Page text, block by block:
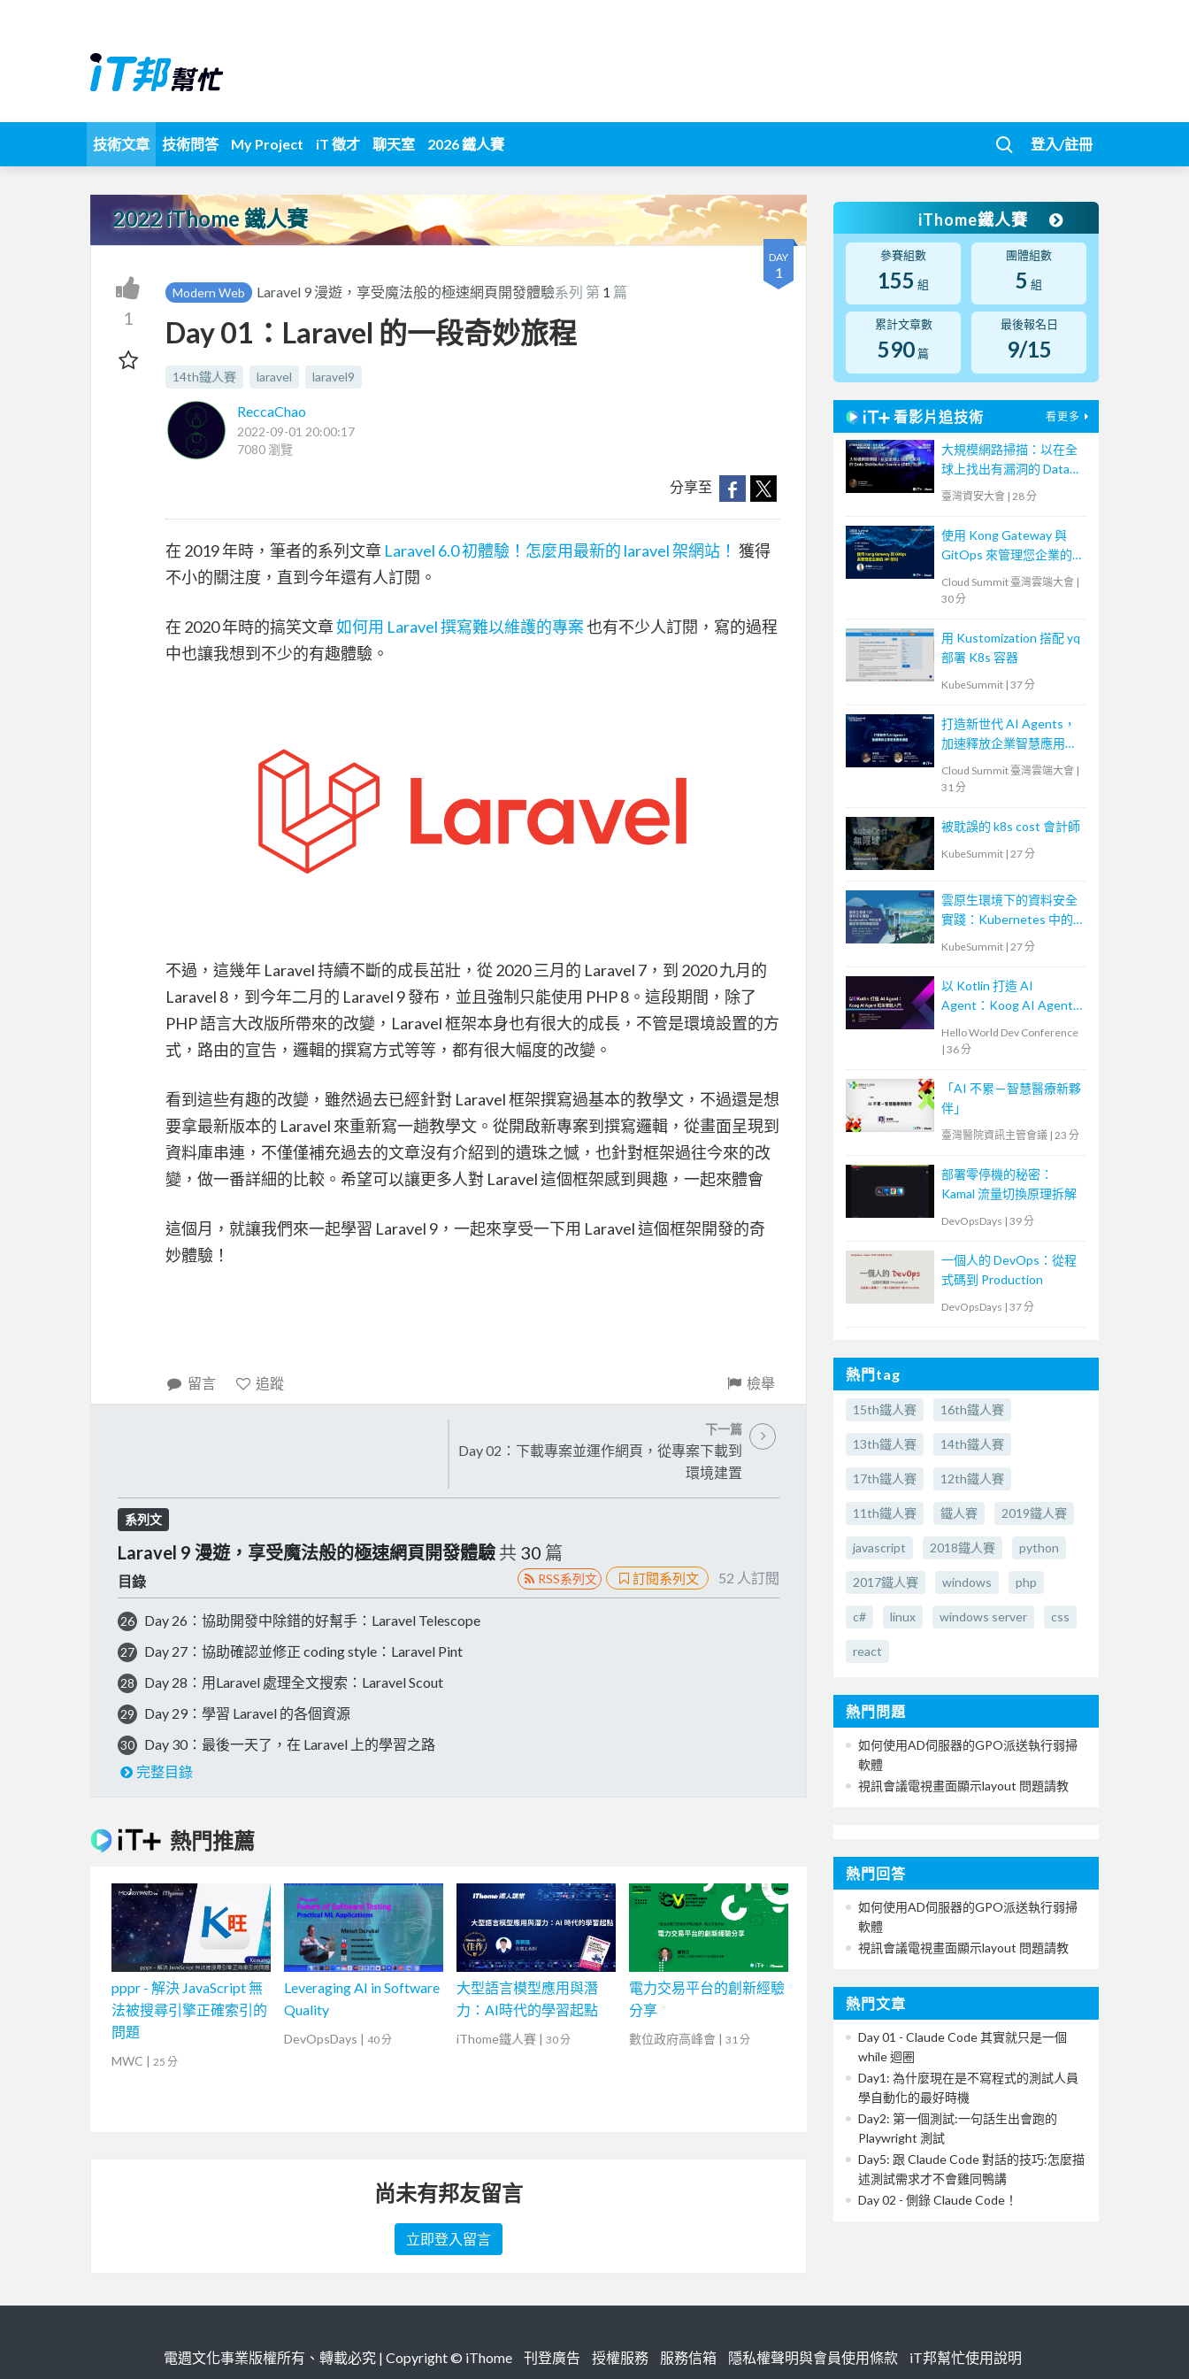
技術文章 技術問答 My Project iT 徵才 聊天室 2026 鐵人賽 登入/註冊
2022 iThome 鐵人賽
DAY
1
1
Modern Web Laravel 9 漫遊，享受魔法般的極速網頁開發體驗系列 第 1 篇
Day 01：Laravel 的一段奇妙旅程
14th鐵人賽 laravel laravel9
ReccaChao
2022-09-01 20:00:17
7080 瀏覽
分享至
在 2019 年時，筆者的系列文章 Laravel 6.0 初體驗！怎麼用最新的 laravel 架網站！ 獲得
不小的關注度，直到今年還有人訂閱。
在 2020 年時的搞笑文章如何用 Laravel 撰寫難以維護的專案也有不少人訂閱，寫的過程
中也讓我想到不少的有趣體驗。
不過，這幾年 Laravel 持續不斷的成長茁壯，從 2020 三月的 Laravel 7，到 2020 九月的
Laravel 8，到今年二月的 Laravel 9 發布，並且強制只能使用 PHP 8。這段期間，除了
PHP 語言大改版所帶來的改變，Laravel 框架本身也有很大的成長，不管是環境設置的方
式，路由的宣告，邏輯的撰寫方式等等，都有很大幅度的改變。
看到這些有趣的改變，雖然過去已經針對 Laravel 框架撰寫過基本的教學文，不過還是想
要拿最新版本的 Laravel 來重新寫一趟教學文。從開啟新專案到撰寫邏輯，從畫面呈現到
資料庫串連，不僅僅補充過去的文章沒有介紹到的遺珠之憾，也針對框架過往今來的改
變，做一番詳細的比較。希望可以讓更多人對 Laravel 這個框架感到興趣，一起來體會
這個月，就讓我們來一起學習 Laravel 9，一起來享受一下用 Laravel 這個框架開發的奇
妙體驗！
留言 追蹤 檢舉
下一篇
Day 02：下載專案並運作網頁，從專案下載到
環境建置
系列文
Laravel 9 漫遊，享受魔法般的極速網頁開發體驗共 30 篇
目錄 RSS系列文 訂閱系列文 52 人訂閱
26 Day 26：協助開發中除錯的好幫手：Laravel Telescope
27 Day 27：協助確認並修正 coding style：Laravel Pint
28 Day 28：用Laravel 處理全文搜索：Laravel Scout
29 Day 29：學習 Laravel 的各個資源
30
Day 30：最後一天了，在 Laravel 上的學習之路
完整目錄
熱門推薦
pppr - 解決 JavaScript 無
法被搜尋引擎正確索引的
問題
MWC | 25 分
Leveraging AI in Software
Quality
DevOpsDays | 40 分
大型語言模型應用與潛
力：AI時代的學習起點
iThome鐵人賽 | 30 分
電力交易平台的創新經驗
分享
數位政府高峰會 | 31 分
尚未有邦友留言
立即登入留言
iThome鐵人賽
參賽組數
155 組
團體組數
5 組
累計文章數
590 篇
最後報名日
9/15
看影片追技術 看更多
大規模網路掃描：以在全
球上找出有漏洞的 Data
Distribution Service
臺灣資安大會 | 28 分
使用 Kong Gateway 與
GitOps 來管理您企業的
Cloud Summit 臺灣雲端大會 |
30 分
用 Kustomization 搭配 yq
部署 K8s 容器
KubeSummit | 37 分
打造新世代 AI Agents，
加速釋放企業智慧應用潛
Cloud Summit 臺灣雲端大會 |
31 分
被耽誤的 k8s cost 會計師
KubeSummit | 27 分
雲原生環境下的資料安全
實踐：Kubernetes 中的
加密、機密管理與策略控
KubeSummit | 27 分
以 Kotlin 打造 AI
Agent：Koog AI Agent
Hello World Dev Conference
| 36 分
「AI 不累－智慧醫療新夥
伴」
臺灣醫院資訊主管會議 | 23 分
部署零停機的秘密：
Kamal 流量切換原理拆解
DevOpsDays | 39 分
一個人的 DevOps：從程
式碼到 Production
DevOpsDays | 37 分
熱門tag
15th鐵人賽 16th鐵人賽
13th鐵人賽 14th鐵人賽
17th鐵人賽 12th鐵人賽
11th鐵人賽 鐵人賽 2019鐵人賽
javascript 2018鐵人賽 python
2017鐵人賽 windows php
c# linux windows server css
react
熱門問題
如何使用AD伺服器的GPO派送執行弱掃
軟體
視訊會議電視畫面顯示layout 問題請教
熱門回答
如何使用AD伺服器的GPO派送執行弱掃
軟體
視訊會議電視畫面顯示layout 問題請教
熱門文章
Day 01 - Claude Code 其實就只是一個
while 迴圈
Day1: 為什麼現在是不寫程式的測試人員
學自動化的最好時機
Day2: 第一個測試:一句話生出會跑的
Playwright 測試
Day5: 跟 Claude Code 對話的技巧:怎麼描
述測試需求才不會雞同鴨講
Day 02 - 側錄 Claude Code！
電週文化事業版權所有、轉載必究 | Copyright © iThome 刊登廣告 授權服務 服務信箱 隱私權聲明與會員使用條款 iT邦幫忙使用說明